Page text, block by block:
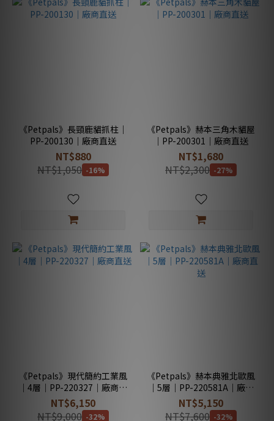
《Petpals》長頸鹿貓抓柱｜
PP-200130｜廠商直送
NT$880
NT$1,050 -16%
《Petpals》赫本三角木貓屋
｜PP-200301｜廠商直送
NT$1,680
NT$2,300 -27%
《Petpals》現代簡約工業風
｜4層｜PP-220327｜廠商直
送
NT$6,150
NT$9,000 -32%
《Petpals》赫本典雅北歐風
｜5層｜PP-220581A｜廠商
直送
NT$5,150
NT$7,600 -32%